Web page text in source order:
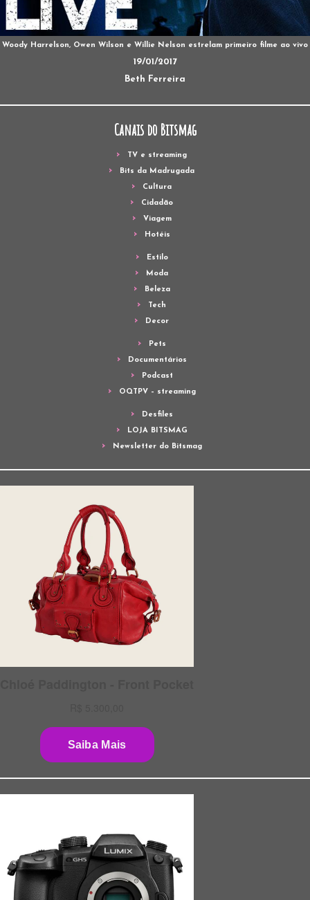
Woody Harrelson, Owen Wilson e Willie Nelson estrelam primeiro filme ao vivo
19/01/2017
Beth Ferreira
Canais do Bitsmag
TV e streaming
Bits da Madrugada
Cultura
Cidadão
Viagem
Hotéis
Estilo
Moda
Beleza
Tech
Decor
Pets
Documentários
Podcast
OQTPV – streaming
Desfiles
LOJA BITSMAG
Newsletter do Bitsmag